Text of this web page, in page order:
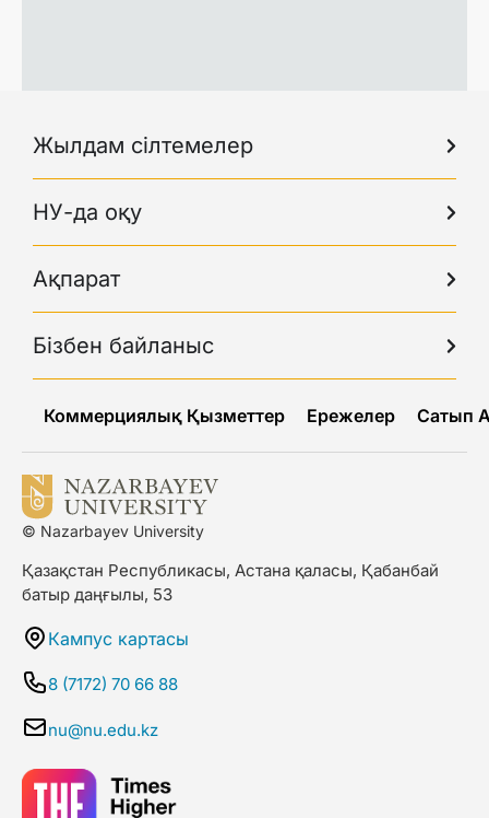
Жылдам сілтемелер
НУ-да оқу
Ақпарат
Бізбен байланыс
Коммерциялық Қызметтер Ережелер Сатып
© Nazarbayev University
Қазақстан Республикасы, Астана қаласы, Қабанбай
батыр даңғылы, 53
Кампус картасы
8 (7172) 70 66 88
nu@nu.edu.kz